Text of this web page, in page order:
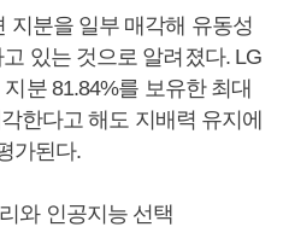
지분을 일부 매각해 유동성
있는 것으로 알려졌다. LG
분 81.84%를 보유한 최대
한다고 해도 지배력 유지에
가된다.
와 인공지능 선택